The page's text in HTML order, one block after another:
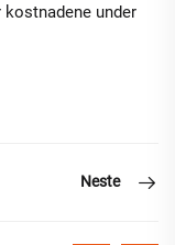
under
Neste